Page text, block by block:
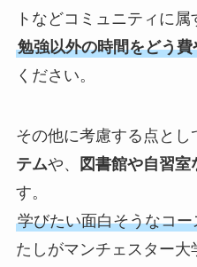
トなどコミュニティに属
勉強以外の時間をどう
ください。
その他に考慮する点とし
テムや、 図書館や自習
す。
学びたい面白そうなコー
たしがマンチェスター